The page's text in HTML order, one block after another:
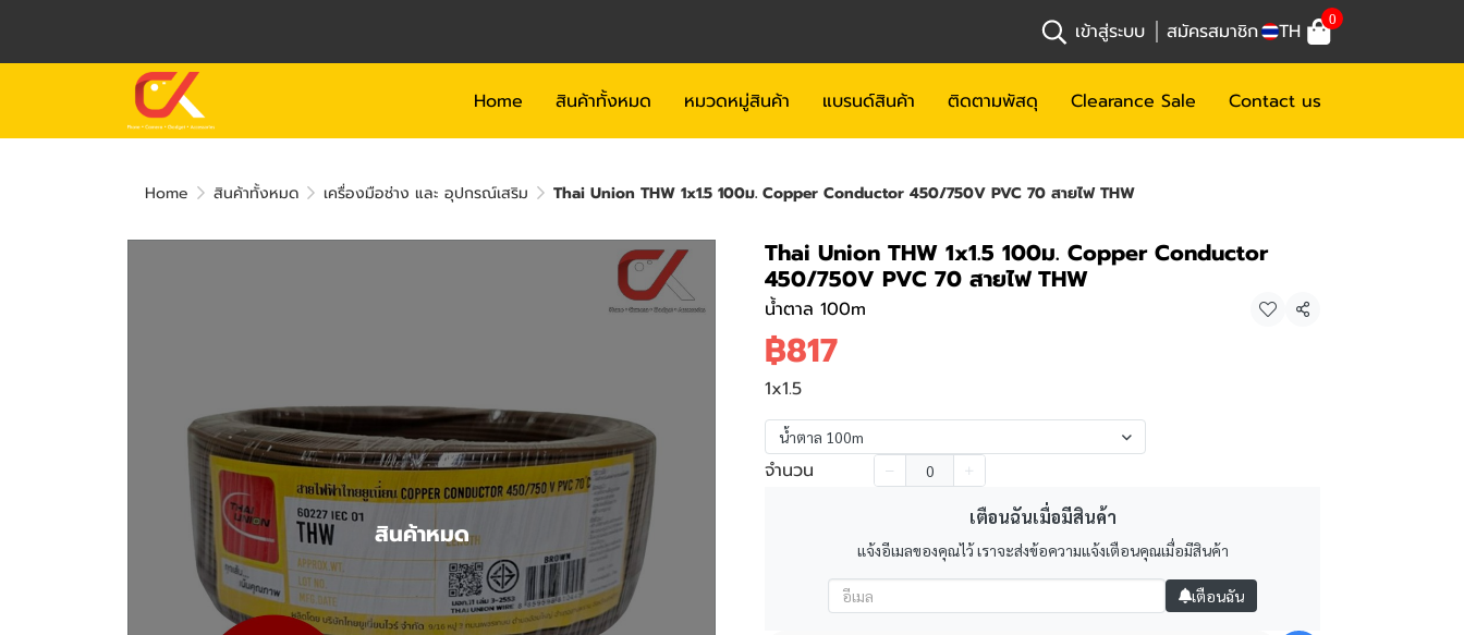
เข้าสู่ระบบ สมัครสมาชิก TH 0
Home สินค้าทั้งหมด หมวดหมู่สินค้า แบรนด์สินค้า ติดตามพัสดุ Clearance Sale Contact us
Home สินค้าทั้งหมด เครื่องมือช่าง และ อุปกรณ์เสริม Thai Union THW 1x1.5 100ม. Copper Conductor 450/750V PVC 70 สายไฟ THW
สินค้าหมด
Thai Union THW 1x1.5 100ม. Copper Conductor
450/750V PVC 70 สายไฟ THW
น้ำตาล 100m แชร์
฿817
1x1.5
น้ำตาล 100m
จำนวน
เตือนฉันเมื่อมีสินค้า
แจ้งอีเมลของคุณไว้ เราจะส่งข้อความแจ้งเตือนคุณเมื่อมีสินค้า
เตือนฉัน